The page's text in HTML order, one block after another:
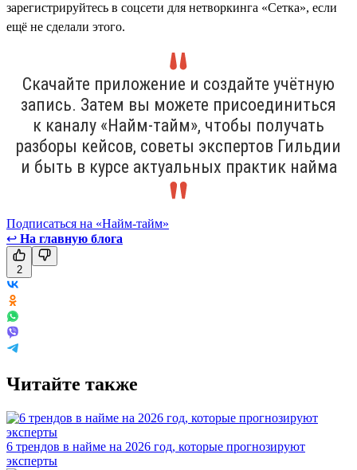
зарегистрируйтесь в соцсети для нетворкинга «Сетка», если
ещё не сделали этого.
Скачайте приложение и создайте учётную
запись. Затем вы можете присоединиться
к каналу «Найм-тайм», чтобы получать
разборы кейсов, советы экспертов Гильдии
и быть в курсе актуальных практик найма
Подписаться на «Найм-тайм»
↩ На главную блога
2
Читайте также
6 трендов в найме на 2026 год, которые прогнозируют
эксперты